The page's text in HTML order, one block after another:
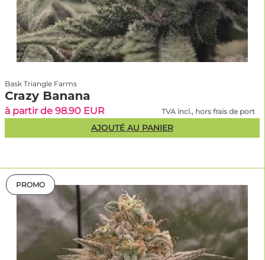
Bask Triangle Farms
Crazy Banana
à partir de 98.90 EUR TVA incl., hors frais de port
AJOUTÉ AU PANIER
PROMO